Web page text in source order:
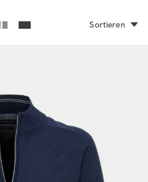
Sortieren